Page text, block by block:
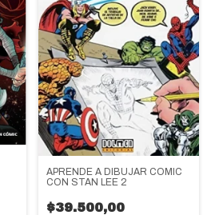
APRENDE A DIBUJAR COMIC
CON STAN LEE 2
$39.500,00